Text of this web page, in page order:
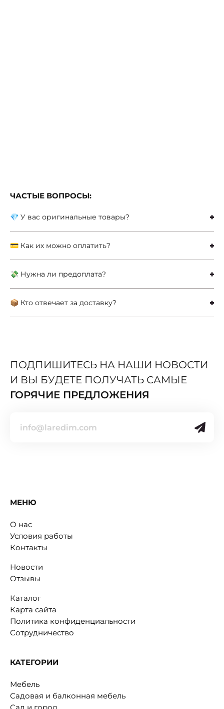
ЧАСТЫЕ ВОПРОСЫ:
💎 У вас оригинальные товары?
💳 Как их можно оплатить?
💸 Нужна ли предоплата?
📦 Кто отвечает за доставку?
ПОДПИШИТЕСЬ НА НАШИ НОВОСТИ
И ВЫ БУДЕТЕ ПОЛУЧАТЬ САМЫЕ
ГОРЯЧИЕ ПРЕДЛОЖЕНИЯ
МЕНЮ
О нас
Условия работы
Контакты
Новости
Отзывы
Каталог
Карта сайта
Политика конфиденциальности
Сотрудничество
КАТЕГОРИИ
Мебель
Садовая и балконная мебель